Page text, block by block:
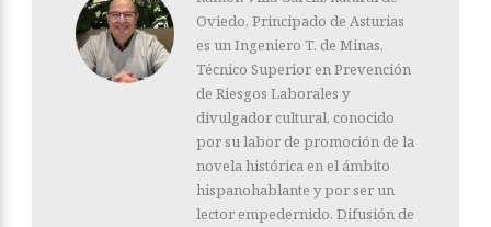
Oviedo, Principado de Asturias
es un Ingeniero T. de Minas,
Técnico Superior en Prevención
de Riesgos Laborales y
divulgador cultural, conocido
por su labor de promoción de la
novela histórica en el ámbito
hispanohablante y por ser un
lector empedernido. Difusión de